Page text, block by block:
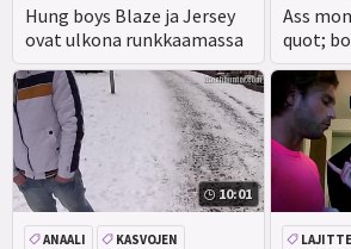
Hung boys Blaze ja Jersey
ovat ulkona runkkaamassa
CEEINJECT. GEN! EV
Ass
quot;
salami
&
mutta
ero
10:01
ANAALI
KASVOJEN